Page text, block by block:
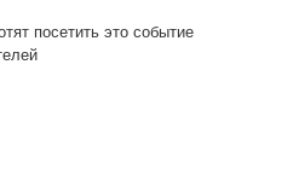
посетить это событие